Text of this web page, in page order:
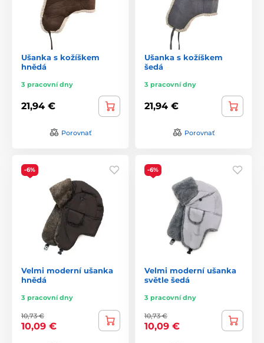
Ušanka s kožíškem
hnědá
3 pracovní dny
21,94 €
Porovnať
Ušanka s kožíškem
šedá
3 pracovní dny
21,94 €
Porovnať
-6%
Velmi moderní ušanka
hnědá
3 pracovní dny
10,73 €
10,09 €
-6%
Velmi moderní ušanka
světle šedá
3 pracovní dny
10,73 €
10,09 €